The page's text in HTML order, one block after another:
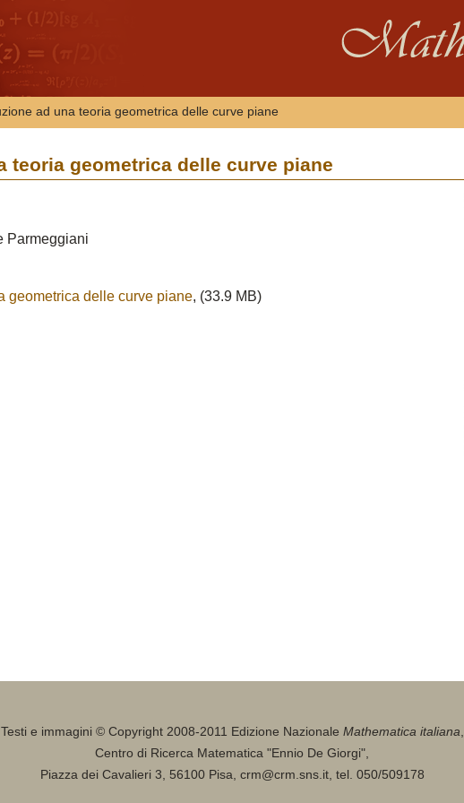
ad una teoria geometrica delle curve piane
teoria geometrica delle curve piane
Parmeggiani
geometrica delle curve piane, (33.9 MB)
Testi e immagini © Copyright 2008-2011 Edizione Nazionale Mathematica italiana,
Centro di Ricerca Matematica "Ennio De Giorgi",
Piazza dei Cavalieri 3, 56100 Pisa, crm@crm.sns.it, tel. 050/509178